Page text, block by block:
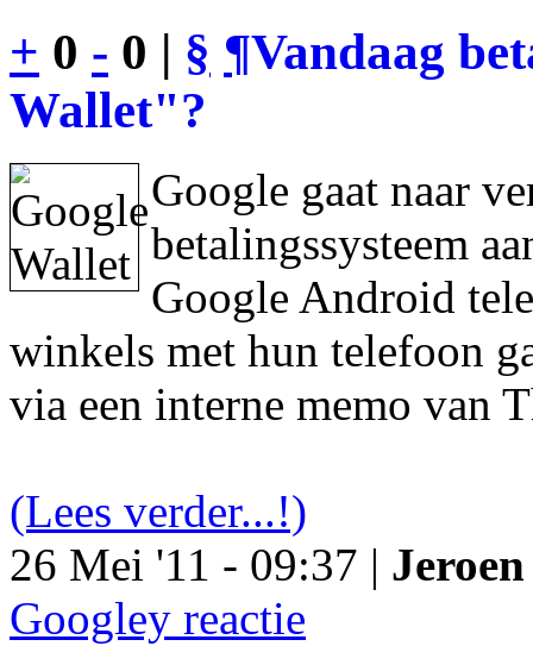
+ 0 - 0 | § ¶Vandaag
Wallet"?
Google gaat naar
betalingssysteem
Google Android
winkels met hun telefoon
via een interne memo van
(Lees verder...!)
26 Mei '11 - 09:37 |
Googley reactie